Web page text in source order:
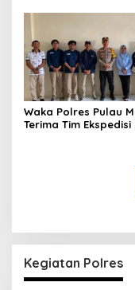
Waka Polres Pulau
Terima Tim Ekspedisi
Kegiatan Polres